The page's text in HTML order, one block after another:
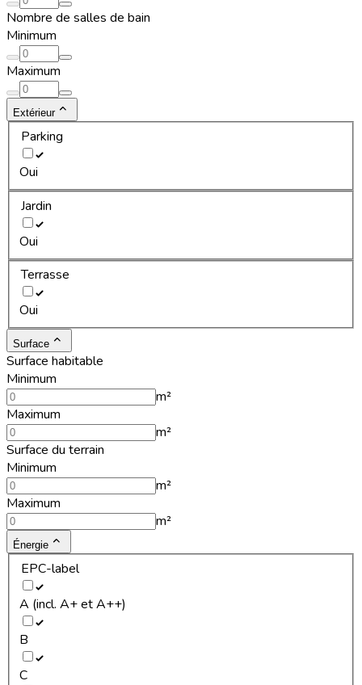
Nombre de salles de bain
Minimum
Maximum
Extérieur
Parking
Oui
Jardin
Oui
Terrasse
Oui
Surface
Surface habitable
Minimum
m²
Maximum
m²
Surface du terrain
Minimum
m²
Maximum
m²
Énergie
EPC-label
A (incl. A+ et A++)
B
C